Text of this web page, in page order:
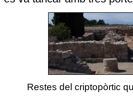
Restes del criptopòrtic